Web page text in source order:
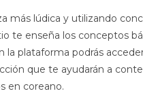
más lúdica y utilizando
te enseña los conceptos
la plataforma podrás
que te ayudarán a
en coreano.